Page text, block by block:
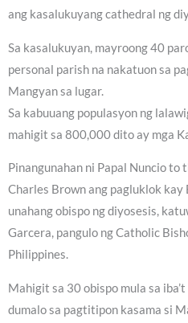
ang kasalukuyang cathedral ng
Sa kasalukuyan, mayroong 40
personal parish na nakatuon sa
Mangyan sa lugar.
Sa kabuuang populasyon ng
mahigit sa 800,000 dito ay mga
Pinangunahan ni Papal Nuncio to
Charles Brown ang pagluklok kay
unahang obispo ng diyosesis,
Garcera, pangulo ng Catholic
Philippines.
Mahigit sa 30 obispo mula sa
dumalo sa pagtitipon kasama si